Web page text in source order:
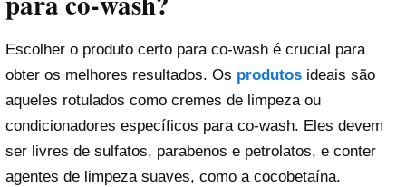
Escolher o produto certo para co-wash é crucial para
obter os melhores resultados. Os produtos ideais são
aqueles rotulados como cremes de limpeza ou
condicionadores específicos para co-wash. Eles devem
ser livres de sulfatos, parabenos e petrolatos, e conter
agentes de limpeza suaves, como a cocobetaína.